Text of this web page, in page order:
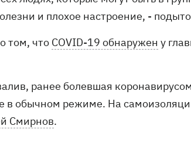
и плохое настроение, -
том, что COVID-19 обнаружен у
ранее болевшая
в обычном режиме. На
Смирнов.